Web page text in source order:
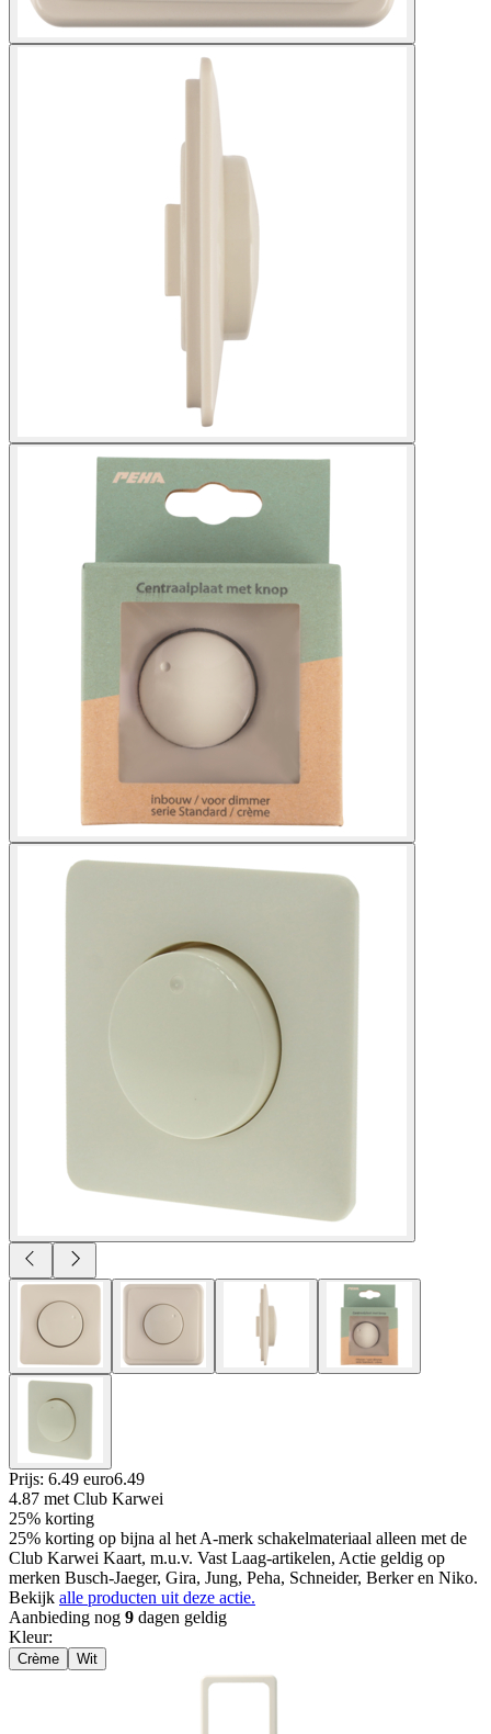
Prijs: 6.49 euro6.49
4.87 met Club Karwei
25% korting
25% korting op bijna al het A-merk schakelmateriaal alleen met de
Club Karwei Kaart, m.u.v. Vast Laag-artikelen, Actie geldig op
merken Busch-Jaeger, Gira, Jung, Peha, Schneider, Berker en Niko.
Bekijk alle producten uit deze actie.
Aanbieding nog 9 dagen geldig
Kleur:
Crème Wit